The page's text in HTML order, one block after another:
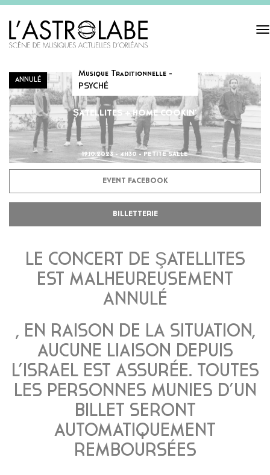
ANNULÉ
Musique Traditionnelle -
PSYCHÉ
ŞATELLITES + HOME COOKIN’
19.10.2023 - 4H30 - PETITE SALLE
EVENT FACEBOOK
BILLETTERIE
LE CONCERT DE ŞATELLITES
EST MALHEUREUSEMENT
ANNULÉ
, EN RAISON DE LA SITUATION,
AUCUNE LIAISON DEPUIS
L’ISRAEL EST ASSURÉE. TOUTES
LES PERSONNES MUNIES D’UN
BILLET SERONT
AUTOMATIQUEMENT
REMBOURSÉES